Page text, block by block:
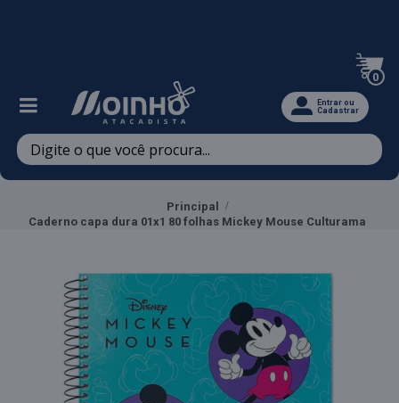
0
Entrar ou
Cadastrar
Principal
Caderno capa dura 01x1 80 folhas Mickey Mouse Culturama